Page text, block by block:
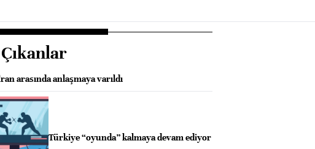
arasında anlaşmaya varıldı
Türkiye “oyunda” kalmaya devam ediyor